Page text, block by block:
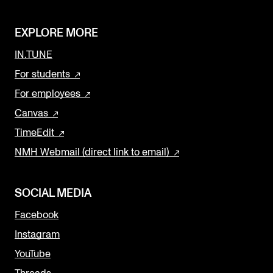
EXPLORE MORE
IN.TUNE
For students
For employees
Canvas
TimeEdit
NMH Webmail (direct link to email)
SOCIAL MEDIA
Facebook
Instagram
YouTube